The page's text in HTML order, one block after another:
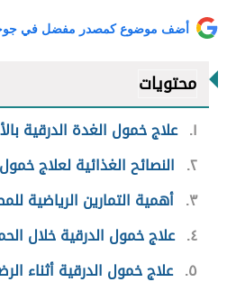
أضف موضوع كمصدر مفضل في
محتويات
١ علاج خمول الغدة الدرقية
٢ النصائح الغذائية لعلاج
٣ أهمية التمارين الرياضية
٤ علاج خمول الدرقية خلال
٥ علاج خمول الدرقية أثناء